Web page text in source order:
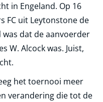
in Engeland. Op 16
FC uit Leytonstone de
dat de aanvoerder
W. Alcock was. Juist,
het toernooi meer
verandering die tot de